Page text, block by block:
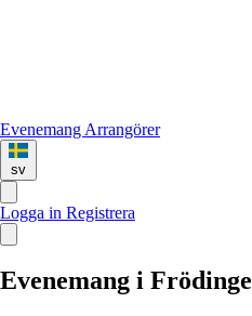
Evenemang Arrangörer
sv
Logga in Registrera
Evenemang i Frödinge